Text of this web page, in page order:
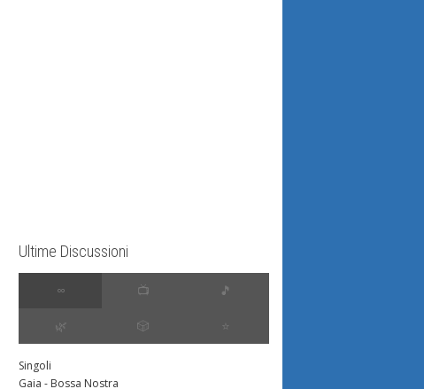
Ultime Discussioni
∞ 📺 🎵
🌿 🎲 ⭐️
Singoli
Gaia - Bossa Nostra